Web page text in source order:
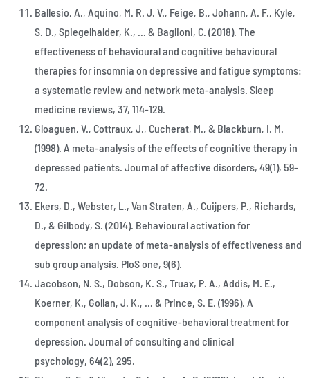
Ballesio, A., Aquino, M. R. J. V., Feige, B., Johann, A. F., Kyle,
S. D., Spiegelhalder, K., … & Baglioni, C. (2018). The
effectiveness of behavioural and cognitive behavioural
therapies for insomnia on depressive and fatigue symptoms:
a systematic review and network meta-analysis. Sleep
medicine reviews, 37, 114-129.
Gloaguen, V., Cottraux, J., Cucherat, M., & Blackburn, I. M.
(1998). A meta-analysis of the effects of cognitive therapy in
depressed patients. Journal of affective disorders, 49(1), 59-
72.
Ekers, D., Webster, L., Van Straten, A., Cuijpers, P., Richards,
D., & Gilbody, S. (2014). Behavioural activation for
depression; an update of meta-analysis of effectiveness and
sub group analysis. PloS one, 9(6).
Jacobson, N. S., Dobson, K. S., Truax, P. A., Addis, M. E.,
Koerner, K., Gollan, J. K., … & Prince, S. E. (1996). A
component analysis of cognitive-behavioral treatment for
depression. Journal of consulting and clinical
psychology, 64(2), 295.